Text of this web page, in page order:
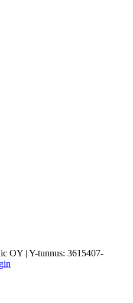
OY | Y-tunnus: 3615407-